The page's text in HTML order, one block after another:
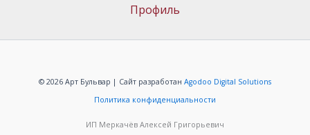
Профиль
© 2026 Арт Бульвар | Сайт разработан Agodoo Digital Solutions
Политика конфиденциальности
ИП Меркачёв Алексей Григорьевич